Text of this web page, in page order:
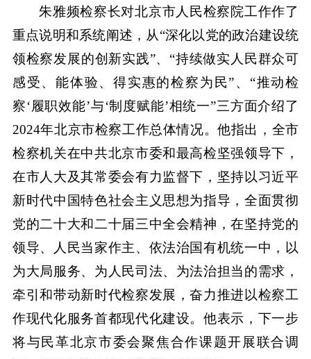
朱雅频检察长对北京市人民检察院工作作了
重点说明和系统阐述，从“深化以党的政治建设统
领检察发展的创新实践”、“持续做实人民群众可
感受、能体验、得实惠的检察为民”、“推动检
察‘履职效能’与‘制度赋能’相统一”三方面介绍了
2024年北京市检察工作总体情况。他指出，全市
检察机关在中共北京市委和最高检坚强领导下，
在市人大及其常委会有力监督下，坚持以习近平
新时代中国特色社会主义思想为指导，全面贯彻
党的二十大和二十届三中全会精神，在坚持党的
领导、人民当家作主、依法治国有机统一中，以
为大局服务、为人民司法、为法治担当的需求，
牵引和带动新时代检察发展，奋力推进以检察工
作现代化服务首都现代化建设。他表示，下一步
将与民革北京市委会聚焦合作课题开展联合调